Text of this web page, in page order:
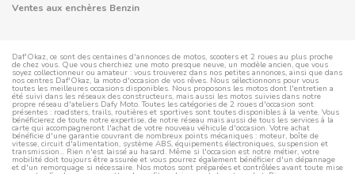
Ventes aux enchères Benzin
Daf'Okaz, ce sont des centaines d'annonces de motos, scooters et 2 roues au plus proche
de chez vous. Que vous cherchiez une moto presque neuve, un modèle ancien, que vous
soyez collectionneur ou amateur : vous trouverez dans nos petites annonces, ainsi que dans
nos centres Daf'Okaz, la moto d'occasion de vos rêves. Nous sélectionnons pour vous
toutes les meilleures occasions disponibles. Nous proposons les motos dont l'entretien a
été suivi dans les réseaux des constructeurs, mais aussi les motos suivies dans notre
propre réseau d'ateliers Dafy Moto. Toutes les catégories de 2 roues d'occasion sont
présentes : roadsters, trails, routières et sportives sont toutes disponibles à la vente. Vous
bénéficierez de toute notre expertise, de notre réseau mais aussi de tous les services à la
carte qui accompagneront l'achat de votre nouveau véhicule d'occasion. Votre achat
bénéficie d'une garantie couvrant de nombreux points mécaniques : moteur, boîte de
vitesse, circuit d'alimentation, système ABS, équipements électroniques, suspension et
transmission... Rien n'est laissé au hasard. Même si l'occasion est notre métier, votre
mobilité doit toujours être assurée et vous pourrez également bénéficier d'un dépannage
et d'un remorquage si nécessaire. Nos motos sont préparées et contrôlées avant toute mise